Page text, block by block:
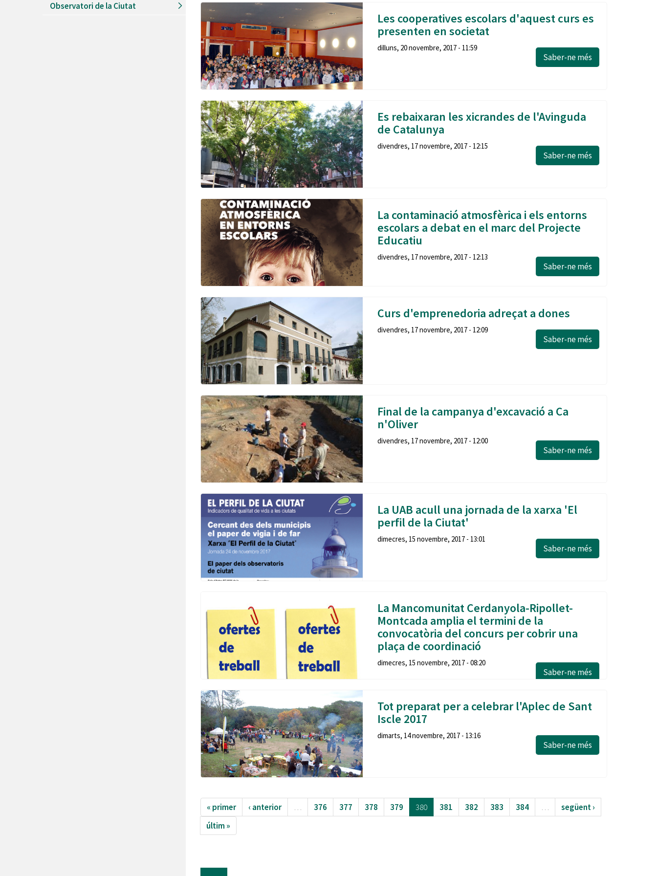
Observatori de la Ciutat
Les cooperatives escolars d'aquest curs es
presenten en societat
dilluns, 20 novembre, 2017 - 11:59
Saber-ne més
Es rebaixaran les xicrandes de l'Avinguda
de Catalunya
divendres, 17 novembre, 2017 - 12:15
Saber-ne més
La contaminació atmosfèrica i els entorns
escolars a debat en el marc del Projecte
Educatiu
divendres, 17 novembre, 2017 - 12:13
Saber-ne més
Curs d'emprenedoria adreçat a dones
divendres, 17 novembre, 2017 - 12:09
Saber-ne més
Final de la campanya d'excavació a Ca
n'Oliver
divendres, 17 novembre, 2017 - 12:00
Saber-ne més
La UAB acull una jornada de la xarxa 'El
perfil de la Ciutat'
dimecres, 15 novembre, 2017 - 13:01
Saber-ne més
La Mancomunitat Cerdanyola-Ripollet-
Montcada amplia el termini de la
convocatòria del concurs per cobrir una
plaça de coordinació
dimecres, 15 novembre, 2017 - 08:20
Saber-ne més
Tot preparat per a celebrar l'Aplec de Sant
Iscle 2017
dimarts, 14 novembre, 2017 - 13:16
Saber-ne més
« primer ‹ anterior … 376 377 378 379 380 381 382 383 384 …
següent ›
últim »